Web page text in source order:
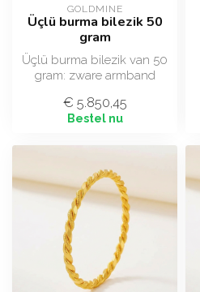
GOLDMINE
Üçlü burma bilezik 50
gram
Üçlü burma bilezik van 50
gram: zware armband
strengen, in 2...
€ 5.850,45
Bestel nu